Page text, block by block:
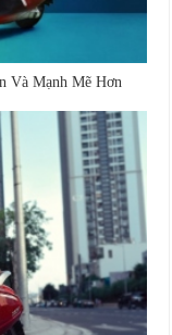
Và Mạnh Mẽ Hơn